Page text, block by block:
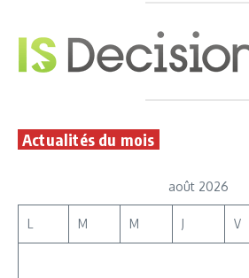
Actualités du mois
août 2026
L M M J V